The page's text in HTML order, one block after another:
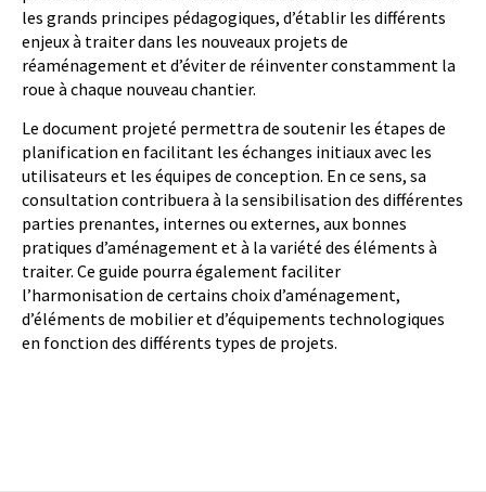
les grands principes pédagogiques, d’établir les différents
enjeux à traiter dans les nouveaux projets de
réaménagement et d’éviter de réinventer constamment la
roue à chaque nouveau chantier.
Le document projeté permettra de soutenir les étapes de
planification en facilitant les échanges initiaux avec les
utilisateurs et les équipes de conception. En ce sens, sa
consultation contribuera à la sensibilisation des différentes
parties prenantes, internes ou externes, aux bonnes
pratiques d’aménagement et à la variété des éléments à
traiter. Ce guide pourra également faciliter
l’harmonisation de certains choix d’aménagement,
d’éléments de mobilier et d’équipements technologiques
en fonction des différents types de projets.